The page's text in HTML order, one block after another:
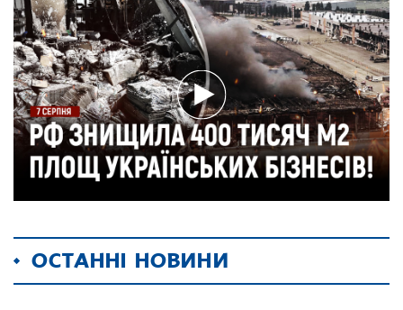
ОСТАННІ НОВИНИ